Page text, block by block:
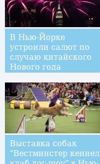
В Нью-Йорке
устроили салют по
случаю китайского
Нового года
Выставка собак
"Вестминстер кеннел